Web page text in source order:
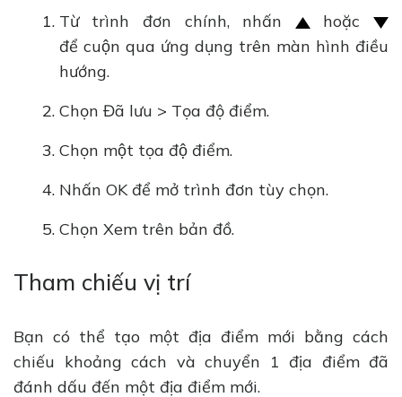
Từ trình đơn chính, nhấn
hoặc
để cuộn qua ứng dụng trên màn hình điều
hướng.
Chọn Đã lưu > Tọa độ điểm.
Chọn một tọa độ điểm.
Nhấn OK để mở trình đơn tùy chọn.
Chọn Xem trên bản đồ.
Tham chiếu vị trí
Bạn có thể tạo một địa điểm mới bằng cách
chiếu khoảng cách và chuyển 1 địa điểm đã
đánh dấu đến một địa điểm mới.